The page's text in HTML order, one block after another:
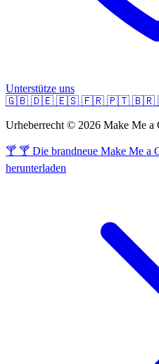
Unterstütze uns
🇬🇧 🇩🇪 🇪🇸 🇫🇷 🇵🇹 🇧🇷
Urheberrecht © 2026 Make Me a
🍸 🍸 Die brandneue Make Me
herunterladen